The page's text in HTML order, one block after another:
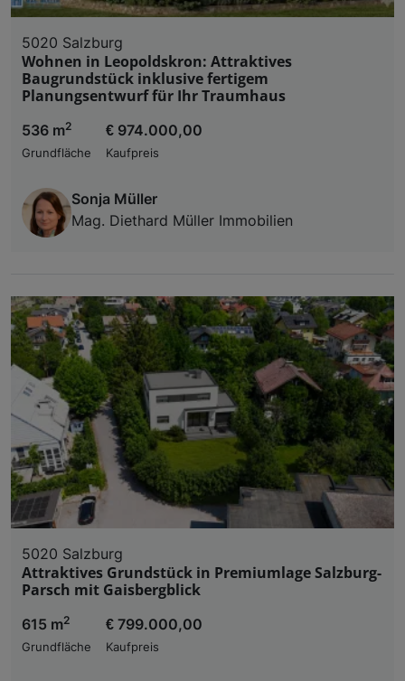
5020 Salzburg
Wohnen in Leopoldskron: Attraktives
Baugrundstück inklusive fertigem
Planungsentwurf für Ihr Traumhaus
536 m2
Grundfläche
€ 974.000,00
Kaufpreis
Sonja Müller
Mag. Diethard Müller Immobilien
5020 Salzburg
Attraktives Grundstück in Premiumlage Salzburg-
Parsch mit Gaisbergblick
615 m2
Grundfläche
€ 799.000,00
Kaufpreis